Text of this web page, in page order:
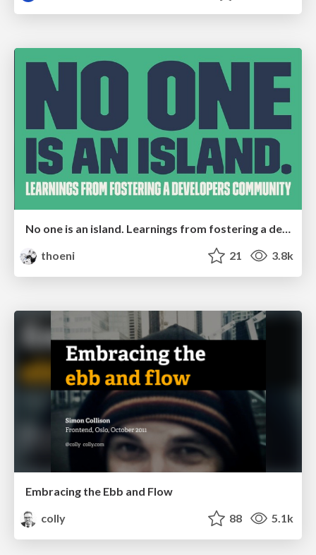
No one is an island. Learnings from fostering a developers community.
thoeni
21 3.8k
Embracing the Ebb and Flow
colly
88 5.1k